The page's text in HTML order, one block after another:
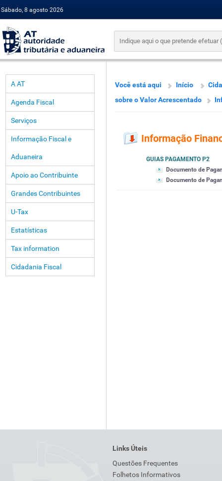
Sábado, 8 agosto 2026
A AT
Agenda Fiscal
Serviços
Informação Fiscal e
Aduaneira
Apoio ao Contribuinte
Grandes Contribuintes
U-Tax
Estatísticas
Tax information
Cidadania Fiscal
Você está aqui Início
sobre o Valor Acrescentado
Informação
GUIAS PAGAMENTO P2
Documento de
Documento de
Links Úteis
Questões Frequentes
Folhetos Informativos